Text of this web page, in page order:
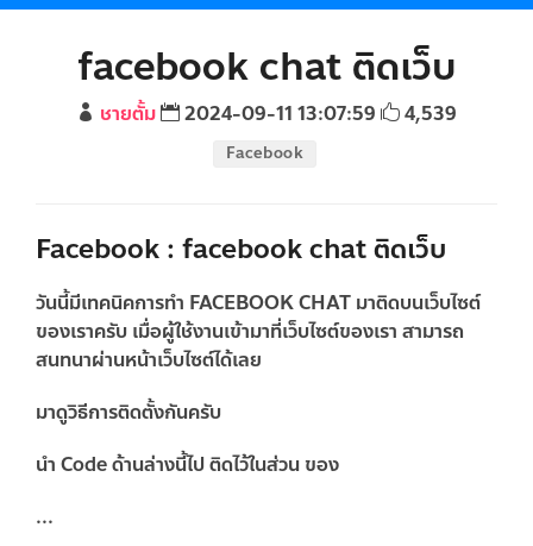
facebook chat ติดเว็บ
ชายตั้ม 2024-09-11 13:07:59 4,539
Facebook
Facebook : facebook chat ติดเว็บ
วันนี้มีเทคนิคการทำ FACEBOOK CHAT มาติดบนเว็บไซต์
ของเราครับ เมื่อผู้ใช้งานเข้ามาที่เว็บไซต์ของเรา สามารถ
สนทนาผ่านหน้าเว็บไซต์ได้เลย
มาดูวิธีการติดตั้งกันครับ
นำ Code ด้านล่างนี้ไป ติดไว้ในส่วน ของ
...